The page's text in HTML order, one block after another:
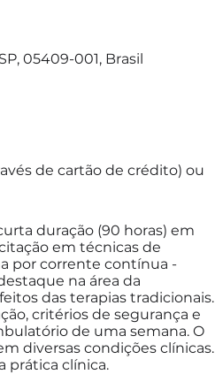
05409-001, Brasil
de cartão de crédito) ou
duração (90 horas) em
em técnicas de
por corrente contínua -
na área da
das terapias tradicionais.
critérios de segurança e
de uma semana. O
diversas condições clínicas.
prática clínica.